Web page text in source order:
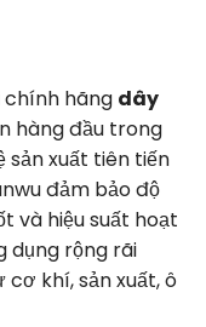
chính hãng dây
hàng đầu trong
sản xuất tiên tiến
đảm bảo độ
và hiệu suất hoạt
dụng rộng rãi
khí, sản xuất, ô